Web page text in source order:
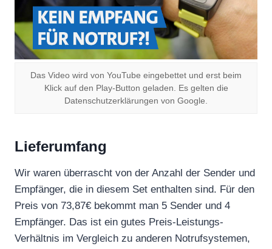
Das Video wird von YouTube eingebettet und erst beim
Klick auf den Play-Button geladen. Es gelten die
Datenschutzerklärungen von Google.
Lieferumfang
Wir waren überrascht von der Anzahl der Sender und
Empfänger, die in diesem Set enthalten sind. Für den
Preis von 73,87€ bekommt man 5 Sender und 4
Empfänger. Das ist ein gutes Preis-Leistungs-
Verhältnis im Vergleich zu anderen Notrufsystemen,